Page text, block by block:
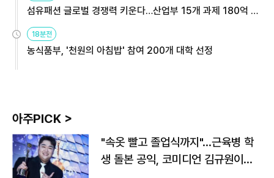
섬유패션 글로벌 경쟁력 키운다…산업부 15개 과제 180억 지
원
18분전
농식품부, '천원의 아침밥' 참여 200개 대학 선정
아주PICK >
"속옷 빨고 졸업식까지"…근육병 학
생 돌본 공익, 코미디언 김규원이었